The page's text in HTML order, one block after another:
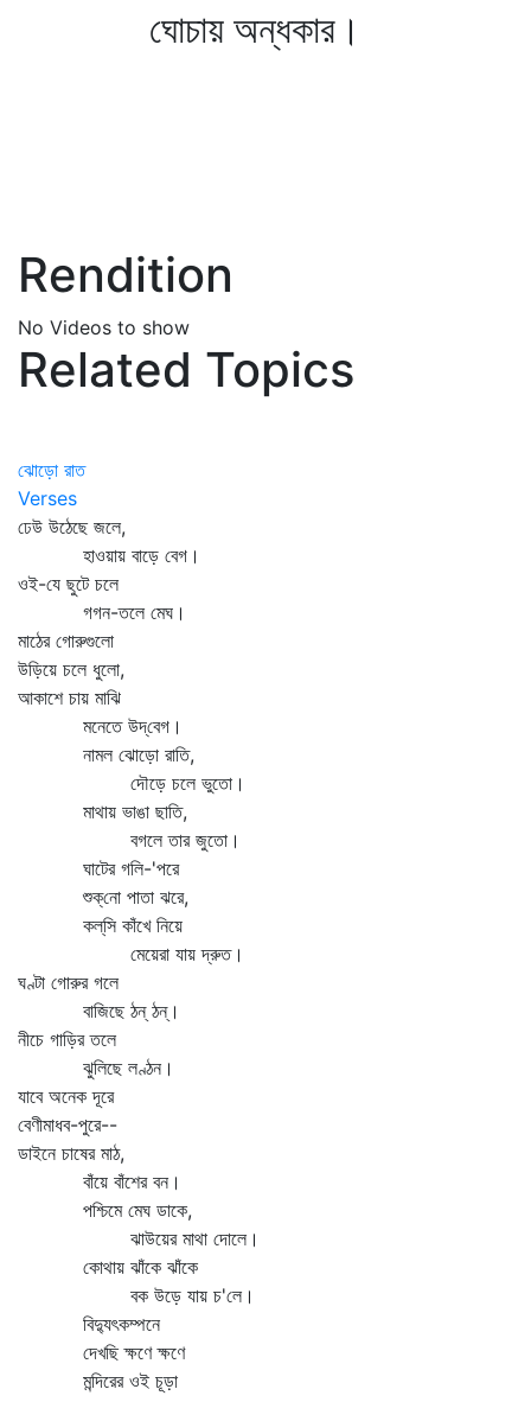
ঘোচায় অন্ধকার।
Rendition
No Videos to show
Related Topics
ঝোড়ো রাত
Verses
ঢেউ উঠেছে জলে,
হাওয়ায় বাড়ে বেগ।
ওই-যে ছুটে চলে
গগন-তলে মেঘ।
মাঠের গোরুগুলো
উড়িয়ে চলে ধুলো,
আকাশে চায় মাঝি
মনেতে উদ্‌বেগ।
নামল ঝোড়ো রাতি,
দৌড়ে চলে ভুতো।
মাথায় ভাঙা ছাতি,
বগলে তার জুতো।
ঘাটের গলি-'পরে
শুক্‌নো পাতা ঝরে,
কল্‌সি কাঁখে নিয়ে
মেয়েরা যায় দ্রুত।
ঘণ্টা গোরুর গলে
বাজিছে ঠন্‌ ঠন্‌।
নীচে গাড়ির তলে
ঝুলিছে লণ্ঠন।
যাবে অনেক দূরে
বেণীমাধব-পুরে--
ডাইনে চাষের মাঠ,
বাঁয়ে বাঁশের বন।
পশ্চিমে মেঘ ডাকে,
ঝাউয়ের মাথা দোলে।
কোথায় ঝাঁকে ঝাঁকে
বক উড়ে যায় চ'লে।
বিদ্যুৎকম্পনে
দেখছি ক্ষণে ক্ষণে
মন্দিরের ওই চূড়া